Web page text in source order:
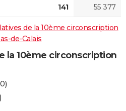
141 55 377
de la 10ème circonscription
de-Calais
la 10ème circonscription